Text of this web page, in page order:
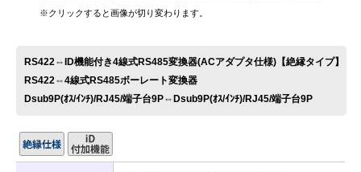
※クリックすると画像が切り変わります。
RS422⇔ID機能付き4線式RS485変換器(ACアダプタ仕様)【絶縁タイプ】
RS422⇔4線式RS485ボーレート変換器
Dsub9P(ｵｽ/ｲﾝﾁ)/RJ45/端子台9P⇔Dsub9P(ｵｽ/ｲﾝﾁ)/RJ45/端子台9P